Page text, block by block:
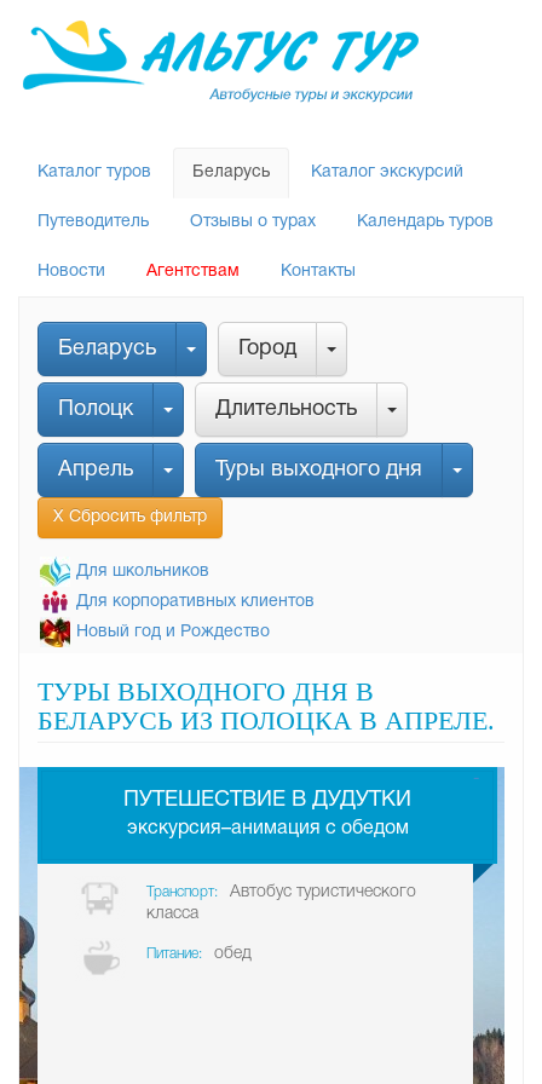
Каталог туров Беларусь Каталог экскурсий
Путеводитель Отзывы о турах Календарь туров
Новости Агентствам Контакты
Беларусь Город
Полоцк Длительность
Апрель Туры выходного дня
Х Сбросить фильтр
Для школьников
Для корпоративных клиентов
Новый год и Рождество
ТУРЫ ВЫХОДНОГО ДНЯ В
БЕЛАРУСЬ ИЗ ПОЛОЦКА В АПРЕЛЕ.
ПУТЕШЕСТВИЕ В ДУДУТКИ
экскурсия–анимация с обедом
Транспорт:
Автобус туристического
класса
Питание: обед
-